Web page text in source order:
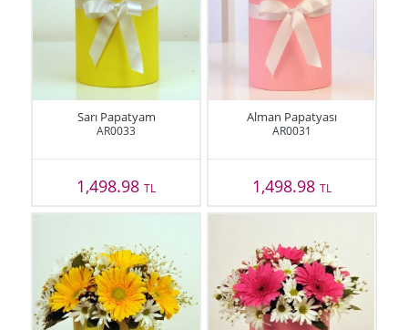
Sarı Papatyam
AR0033
1,498.98TL
Alman Papatyası
AR0031
1,498.98 TL